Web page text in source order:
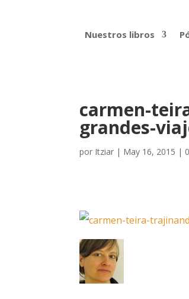
Nuestros libros
carmen-
grandes-
por Itziar | May 16, 2015 |